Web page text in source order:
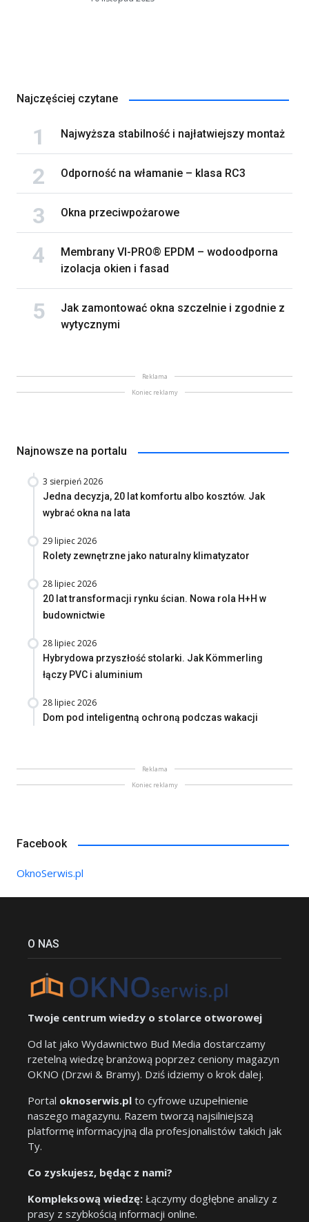
Najczęściej czytane
Najwyższa stabilność i najłatwiejszy montaż
Odporność na włamanie – klasa RC3
Okna przeciwpożarowe
Membrany VI-PRO® EPDM – wodoodporna
izolacja okien i fasad
Jak zamontować okna szczelnie i zgodnie z
wytycznymi
Reklama
Koniec reklamy
Najnowsze na portalu
3 sierpień 2026
Jedna decyzja, 20 lat komfortu albo kosztów. Jak
wybrać okna na lata
29 lipiec 2026
Rolety zewnętrzne jako naturalny klimatyzator
28 lipiec 2026
20 lat transformacji rynku ścian. Nowa rola H+H w
budownictwie
28 lipiec 2026
Hybrydowa przyszłość stolarki. Jak Kömmerling
łączy PVC i aluminium
28 lipiec 2026
Dom pod inteligentną ochroną podczas wakacji
Reklama
Koniec reklamy
Facebook
OknoSerwis.pl
O NAS
Twoje centrum wiedzy o stolarce otworowej
Od lat jako Wydawnictwo Bud Media dostarczamy
rzetelną wiedzę branżową poprzez ceniony magazyn
OKNO (Drzwi & Bramy). Dziś idziemy o krok dalej.
Portal oknoserwis.pl to cyfrowe uzupełnienie
naszego magazynu. Razem tworzą najsilniejszą
platformę informacyjną dla profesjonalistów takich jak
Ty.
Co zyskujesz, będąc z nami?
Kompleksową wiedzę: Łączymy dogłębne analizy z
prasy z szybkością informacji online.